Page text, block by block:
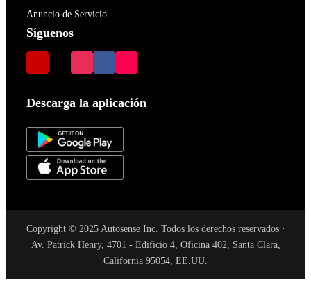
Anuncio de Servicio
Síguenos
Descarga la aplicación
Copyright © 2025 Autosense Inc. Todos los derechos reservados ·
Av. Patrick Henry, 4701 - Edificio 4, Oficina 402, Santa Clara,
California 95054, EE.UU.